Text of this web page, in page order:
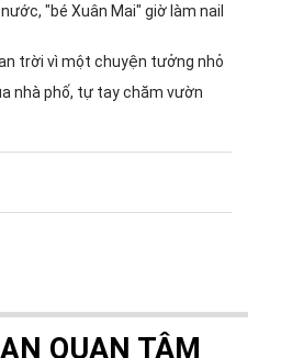
"bé Xuân Mai" giờ làm nail
trời vì một chuyện tưởng nhỏ
nhà phố, tự tay chăm vườn
QUAN TÂM